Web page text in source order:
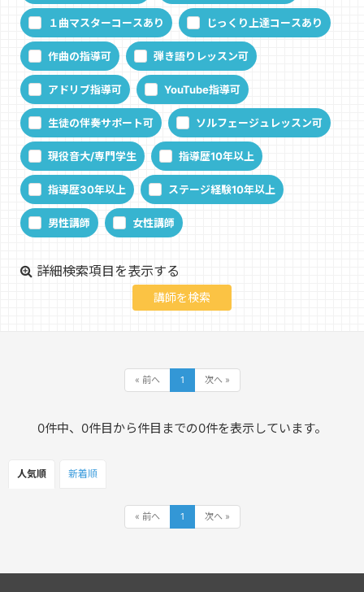
１曲マスターコースあり じっくり上達コースあり
作曲の指導可 弾き語りレッスン可
アドリブ指導可 YouTube指導可
生徒の伴奏サポート可 ソルフェージュレッスン可
現役音大/専門学生 指導歴10年以上
指導歴30年以上 ステージ経験10年以上
男性講師 女性講師
詳細検索項目を表示する
« 前へ 1 次へ »
0件中、0件目から件目までの0件を表示しています。
人気順 新着順
« 前へ 1 次へ »